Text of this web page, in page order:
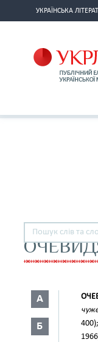
УКРАЇНСЬКА
А
Б
400);